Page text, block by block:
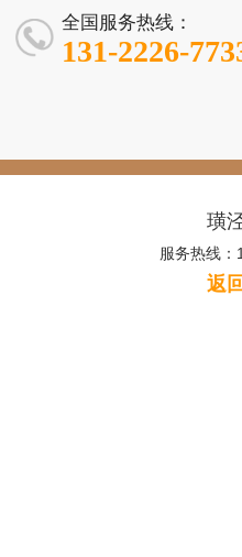
全国服务热线：
131-2226-
璜
服务热线
返